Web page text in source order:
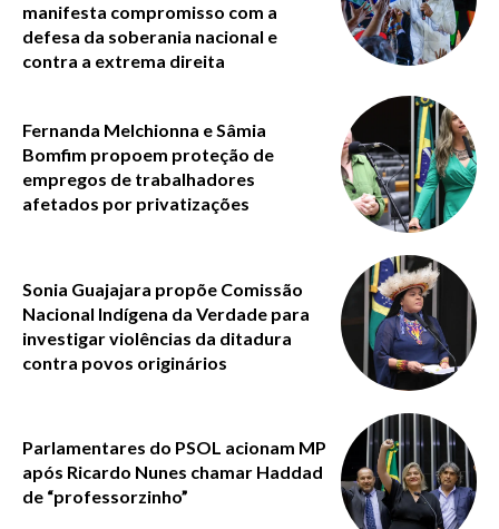
manifesta compromisso com a
defesa da soberania nacional e
contra a extrema direita
Fernanda Melchionna e Sâmia
Bomfim propoem proteção de
empregos de trabalhadores
afetados por privatizações
Sonia Guajajara propõe Comissão
Nacional Indígena da Verdade para
investigar violências da ditadura
contra povos originários
Parlamentares do PSOL acionam MP
após Ricardo Nunes chamar Haddad
de “professorzinho”